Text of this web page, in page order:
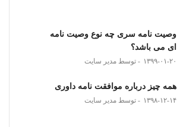
وصیت نامه سری چه نوع وصیت نامه
ای می باشد؟
۱۳۹۹-۰۱-۲۰ توسط مدیر سایت
همه چیز درباره موافقت نامه داوری
۱۳۹۸-۱۲-۱۴ توسط مدیر سایت